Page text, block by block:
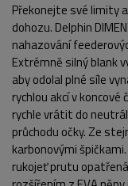
Překonejte své limity
dohozu. Delphin
nahazování
Extrémně silný blank
aby odolal plné síle
rychlou akcí v
rychle vrátit do
průchodu očky. Ze
karbonovými
rukojeť prutu